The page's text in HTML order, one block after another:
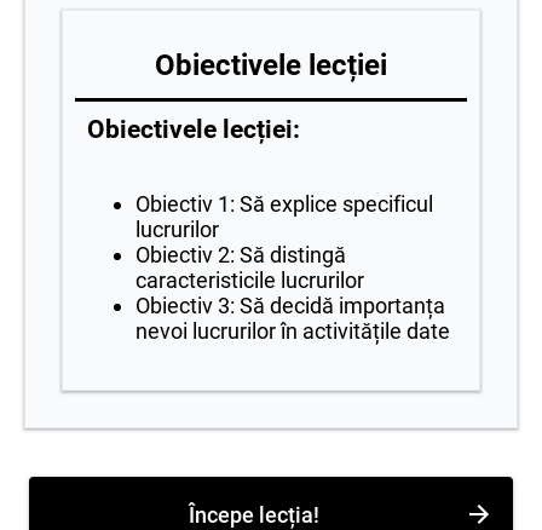
Obiectivele lecției
Obiectivele lecției:
Obiectiv 1: Să explice specificul
lucrurilor
Obiectiv 2: Să distingă
caracteristicile lucrurilor
Obiectiv 3: Să decidă importanța
nevoi lucrurilor în activitățile date
Începe lecția!